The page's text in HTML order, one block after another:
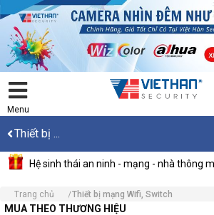
Menu
Thiết bị ...
Hệ sinh thái an ninh - mạng - nhà thông
Trang chủ Thiết bị mạng Wifi, Switch
MUA THEO THƯƠNG HIỆU